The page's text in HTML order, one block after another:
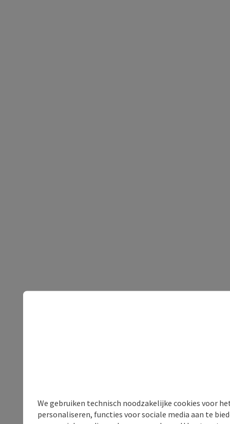
We gebruiken technisch noodzakelijke cookies voor
personaliseren, functies voor sociale media aan te